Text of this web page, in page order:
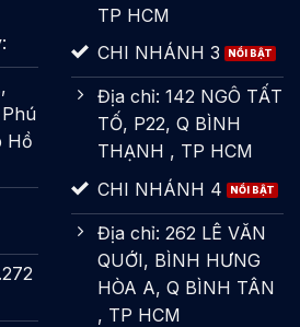
Hồ
TP HCM
CHI NHÁNH 3
Địa chỉ: 142 NGÔ TẤT
TỐ, P22, Q BÌNH
THẠNH , TP HCM
CHI NHÁNH 4
Địa chỉ: 262 LÊ VĂN
QUỚI, BÌNH HƯNG
HÒA A, Q BÌNH TÂN
, TP HCM